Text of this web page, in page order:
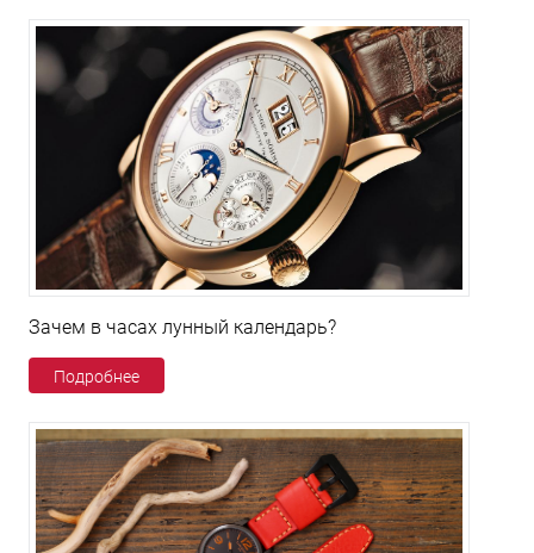
Зачем в часах лунный календарь?
Подробнее